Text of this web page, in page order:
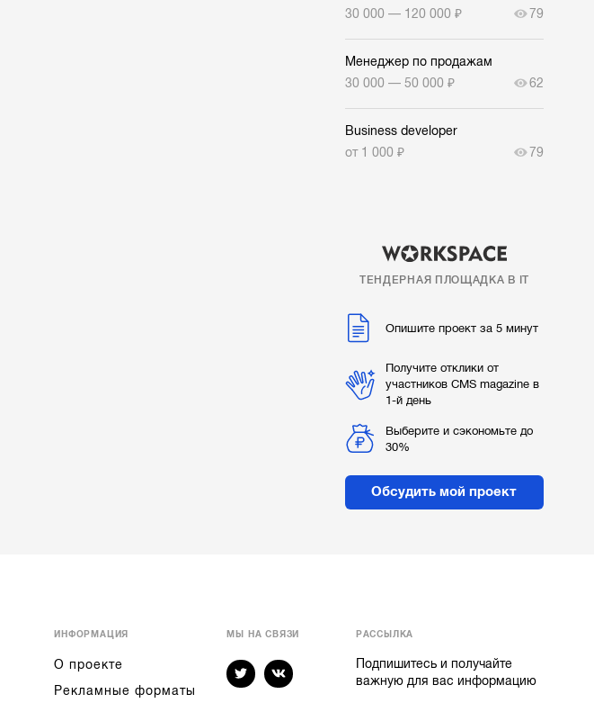
30 000 — 120 000 ₽
79
Менеджер по продажам
30 000 — 50 000 ₽
62
Business developer
от 1 000 ₽
79
ТЕНДЕРНАЯ ПЛОЩАДКА В IT
Опишите проект за 5 минут
Получите отклики от
участников CMS magazine в
1-й день
Выберите и сэкономьте до
30%
Обсудить мой проект
ИНФОРМАЦИЯ
О проекте
Рекламные форматы
МЫ НА СВЯЗИ РАССЫЛКА
Подпишитесь и получайте
важную для вас информацию